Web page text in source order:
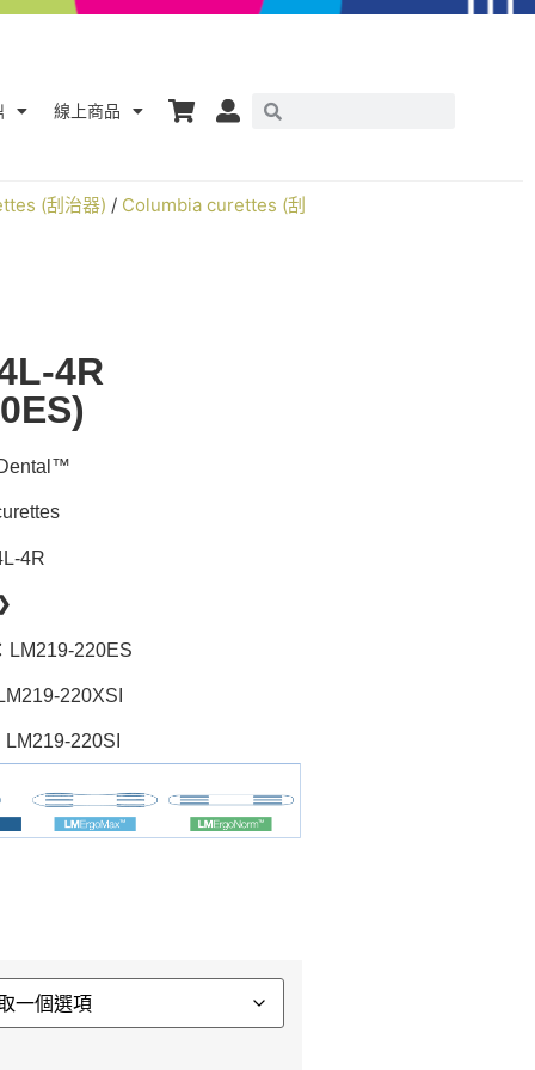
線上商品
(刮治器) / Columbia curettes (刮
4R
4R
LM219-220ES
220XSI
220SI